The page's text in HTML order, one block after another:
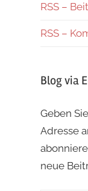
RSS –
RSS –
Blog via
Geben
Adresse
neue